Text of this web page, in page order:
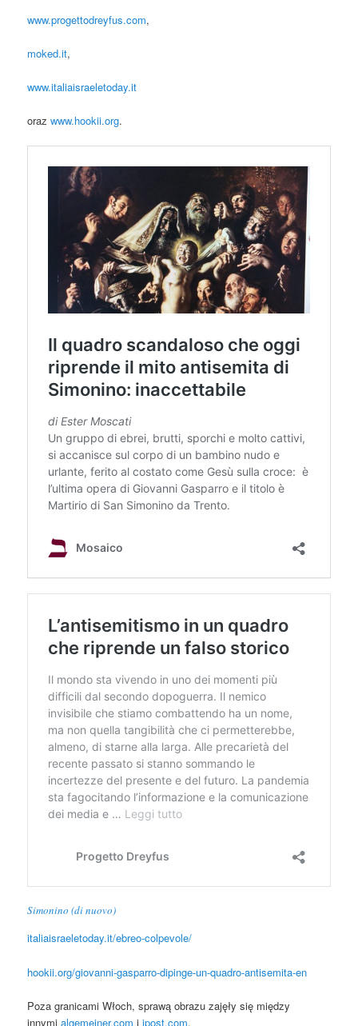
www.progettodreyfus.com,
moked.it,
www.italiaisraeletoday.it
orazwww.hookii.org.
Simonino (di nuovo)
italiaisraeletoday.it/ebreo-colpevole/
hookii.org/giovanni-gasparro-dipinge-un-quadro-antisemita-en
Poza granicami Włoch, sprawą obrazu zajęły się między
innymialgemeiner.com ijpost.com.